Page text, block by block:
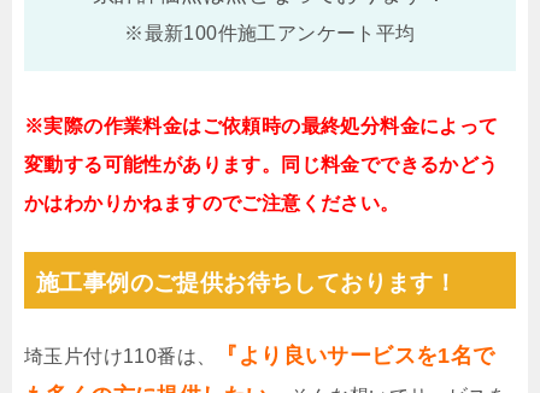
※最新100件施工アンケート平均
※実際の作業料金はご依頼時の最終処分料金によって
変動する可能性があります。同じ料金でできるかどう
かはわかりかねますのでご注意ください。
施工事例のご提供お待ちしております！
埼玉片付け110番は、
『より良いサービスを1名で